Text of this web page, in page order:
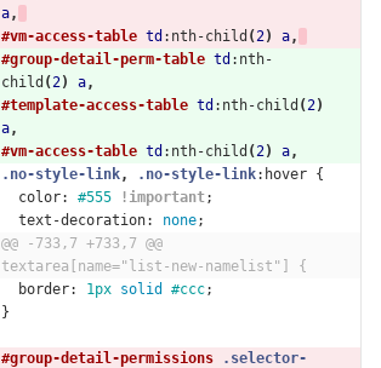
a,
#vm-access-table td :nth-child (2) a,
#group-detail-perm-table td :nth-
child (2) a,
#template-access-table td :nth-child (2)
a,
#vm-access-table td :nth-child (2) a,
.no-style-link, .no-style-link:hover {
color: #555 !important;
text-decoration: none;
@@ -733,7 +733,7 @@
textarea[name="list-new-namelist"] {
border: 1px solid #ccc;
}
#group-detail-permissions
.selector-